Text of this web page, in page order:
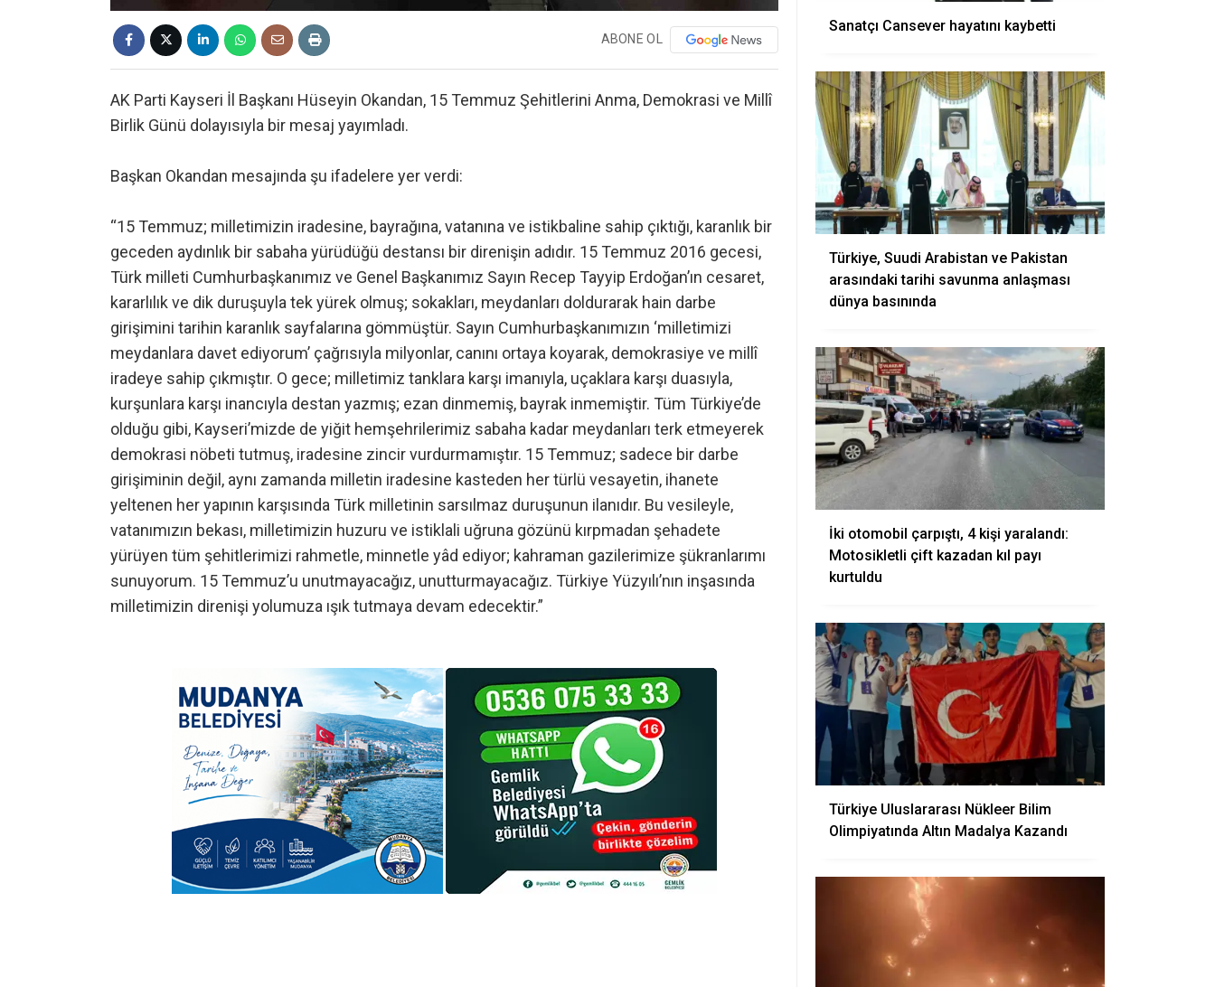
ABONE OL
AK Parti Kayseri İl Başkanı Hüseyin Okandan, 15 Temmuz Şehitlerini Anma, Demokrasi ve Millî
Birlik Günü dolayısıyla bir mesaj yayımladı.
Başkan Okandan mesajında şu ifadelere yer verdi:
“15 Temmuz; milletimizin iradesine, bayrağına, vatanına ve istikbaline sahip çıktığı, karanlık bir
geceden aydınlık bir sabaha yürüdüğü destansı bir direnişin adıdır. 15 Temmuz 2016 gecesi,
Türk milleti Cumhurbaşkanımız ve Genel Başkanımız Sayın Recep Tayyip Erdoğan’ın cesaret,
kararlılık ve dik duruşuyla tek yürek olmuş; sokakları, meydanları doldurarak hain darbe
girişimini tarihin karanlık sayfalarına gömmüştür. Sayın Cumhurbaşkanımızın ‘milletimizi
meydanlara davet ediyorum’ çağrısıyla milyonlar, canını ortaya koyarak, demokrasiye ve millî
iradeye sahip çıkmıştır. O gece; milletimiz tanklara karşı imanıyla, uçaklara karşı duasıyla,
kurşunlara karşı inancıyla destan yazmış; ezan dinmemiş, bayrak inmemiştir. Tüm Türkiye’de
olduğu gibi, Kayseri’mizde de yiğit hemşehrilerimiz sabaha kadar meydanları terk etmeyerek
demokrasi nöbeti tutmuş, iradesine zincir vurdurmamıştır. 15 Temmuz; sadece bir darbe
girişiminin değil, aynı zamanda milletin iradesine kasteden her türlü vesayetin, ihanete
yeltenen her yapının karşısında Türk milletinin sarsılmaz duruşunun ilanıdır. Bu vesileyle,
vatanımızın bekası, milletimizin huzuru ve istiklali uğruna gözünü kırpmadan şehadete
yürüyen tüm şehitlerimizi rahmetle, minnetle yâd ediyor; kahraman gazilerimize şükranlarımı
sunuyorum. 15 Temmuz’u unutmayacağız, unutturmayacağız. Türkiye Yüzyılı’nın inşasında
milletimizin direnişi yolumuza ışık tutmaya devam edecektir.”
Sanatçı Cansever hayatını kaybetti
Türkiye, Suudi Arabistan ve Pakistan
arasındaki tarihi savunma anlaşması
dünya basınında
İki otomobil çarpıştı, 4 kişi yaralandı:
Motosikletli çift kazadan kıl payı
kurtuldu
Türkiye Uluslararası Nükleer Bilim
Olimpiyatında Altın Madalya Kazandı